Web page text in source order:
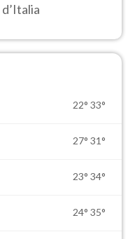
22° 33°
27° 31°
23° 34°
24° 35°